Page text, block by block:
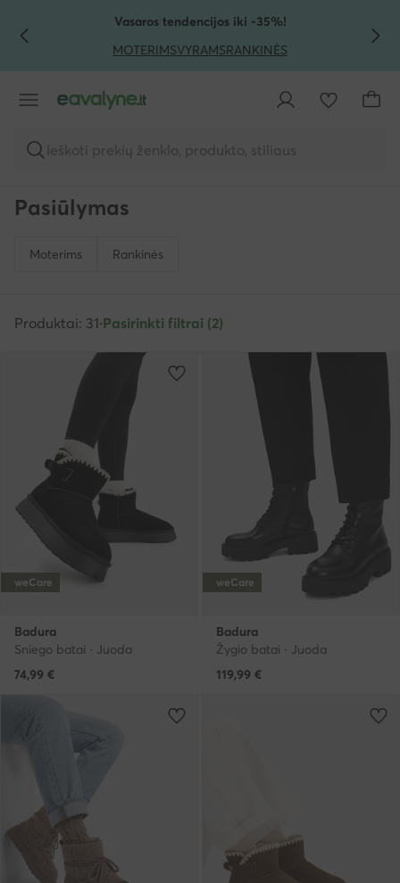
PEREITI PRIE PAGRINDINIO TURINIO
PEREITI Į PAIEŠKĄVasaros tendencijos iki -35%!
MOTERIMSVYRAMSRANKINĖS
Ieškoti prekių ženklo, produkto, stiliaus
Pasiūlymas
Moterims Rankinės
Produktai: 31·Pasirinkti filtrai (2)
weCare
Badura
Sniego batai · Juoda
74,99 €
weCare
Badura
Žygio batai · Juoda
119,99 €